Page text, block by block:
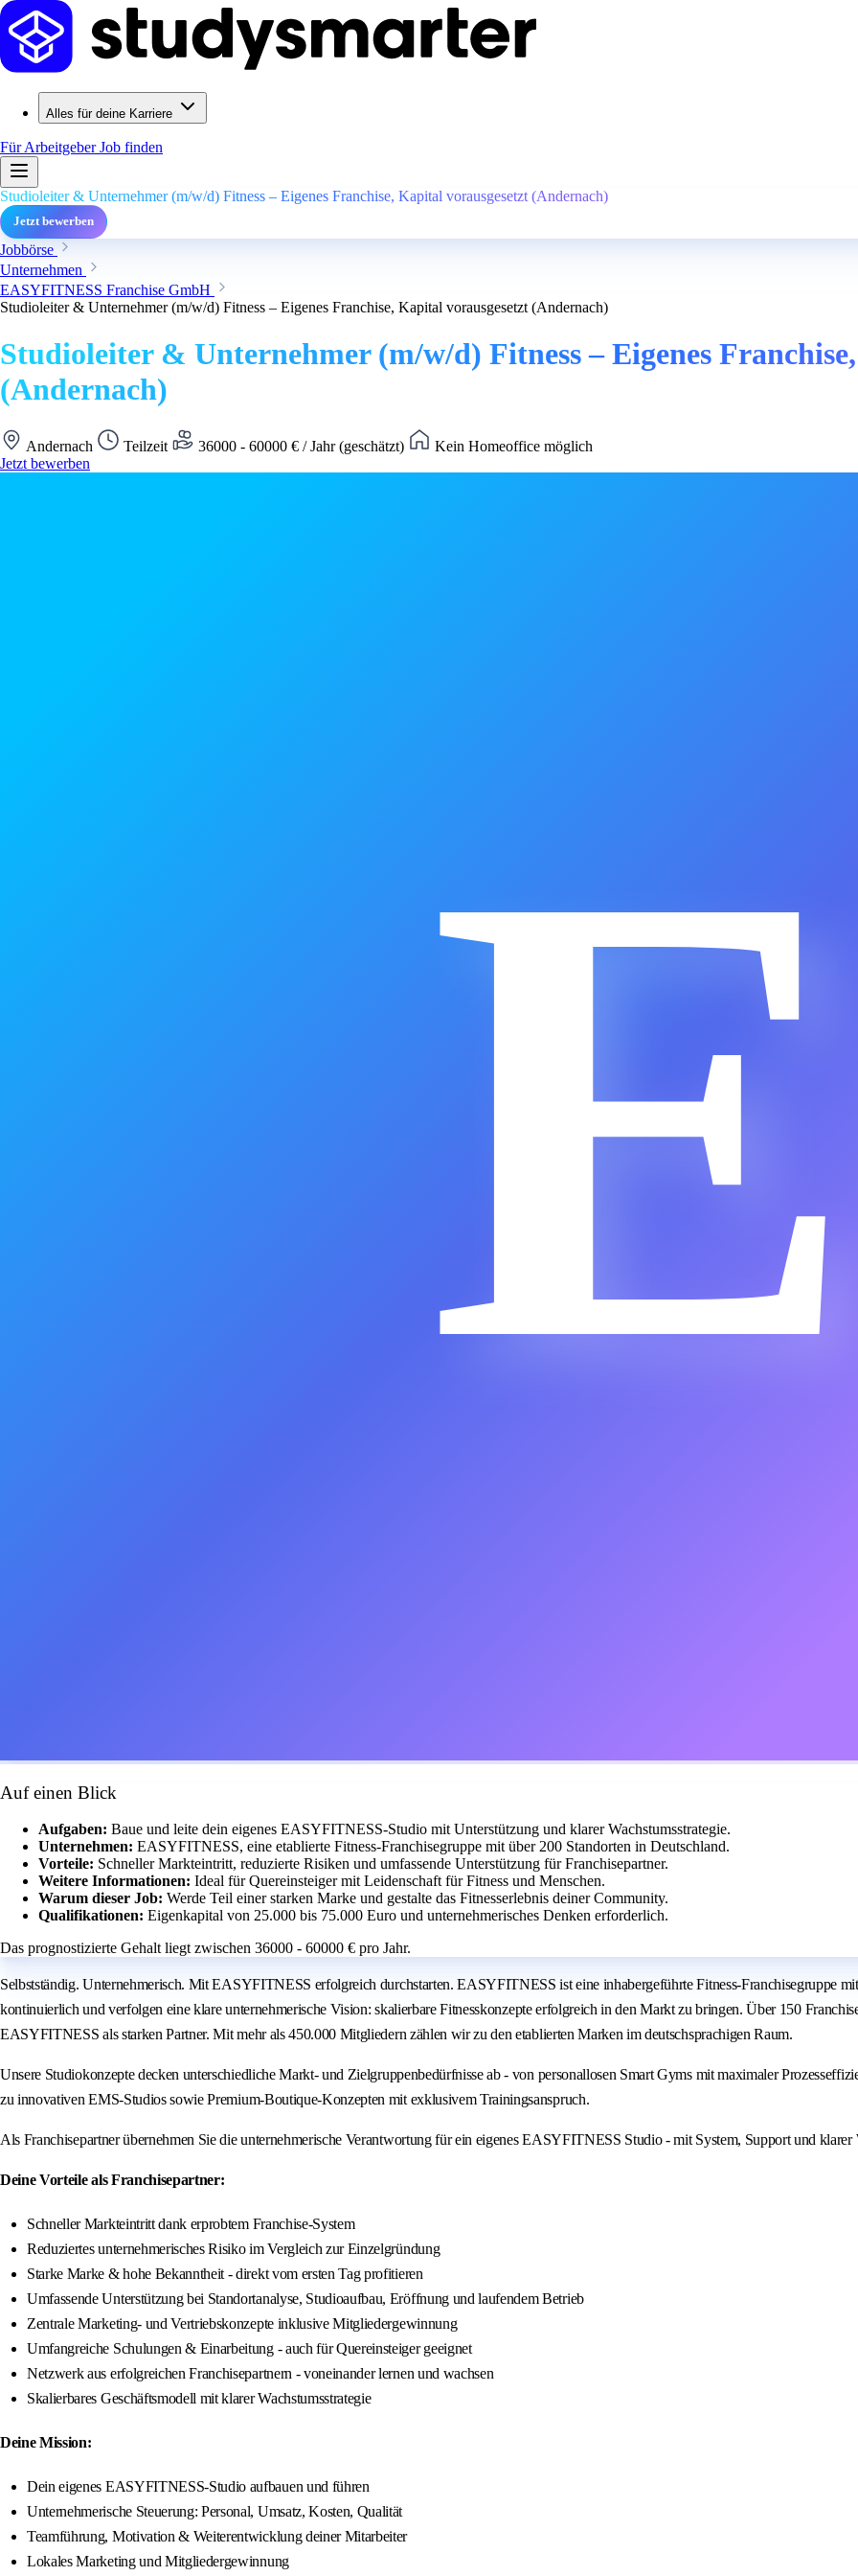
Alles für deine Karriere
Für ArbeitgeberJob finden
Studioleiter & Unternehmer (m/w/d) Fitness – Eigenes Franchise, Kapital vorausgesetzt (Andernach)
Jetzt bewerben
Jobbörse
Unternehmen
EASYFITNESS Franchise GmbH
Studioleiter & Unternehmer (m/w/d) Fitness – Eigenes Franchise, Kapital vorausgesetzt (Andernach)
Studioleiter & Unternehmer (m/w/d) Fitness – Eigenes
(Andernach)
Andernach Teilzeit 36000 - 60000 € / Jahr (geschätzt)
Kein Homeoffice möglich
Jetzt bewerben
E
Auf einen Blick
Aufgaben: Baue und leite dein eigenes EASYFITNESS-Studio mit Unterstützung und klarer Wachstumsstrategie.
Unternehmen: EASYFITNESS, eine etablierte Fitness-Franchisegruppe mit über 200 Standorten in Deutschland.
Vorteile: Schneller Markteintritt, reduzierte Risiken und umfassende Unterstützung für Franchisepartner.
Weitere Informationen: Ideal für Quereinsteiger mit Leidenschaft für Fitness und Menschen.
Warum dieser Job: Werde Teil einer starken Marke und gestalte das Fitnesserlebnis deiner Community.
Qualifikationen: Eigenkapital von 25.000 bis 75.000 Euro und unternehmerisches Denken erforderlich.
Das prognostizierte Gehalt liegt zwischen 36000 - 60000 € pro Jahr.
Selbstständig. Unternehmerisch. Mit EASYFITNESS erfolgreich durchstarten. EASYFITNESS ist eine inhabergeführte Fitness-Franchisegruppe
kontinuierlich und verfolgen eine klare unternehmerische Vision: skalierbare Fitnesskonzepte erfolgreich in den Markt zu bringen. Über 150
EASYFITNESS als starken Partner. Mit mehr als 450.000 Mitgliedern zählen wir zu den etablierten Marken im deutschsprachigen Raum.
Unsere Studiokonzepte decken unterschiedliche Markt- und Zielgruppenbedürfnisse ab - von personallosen Smart Gyms mit maximaler
zu innovativen EMS-Studios sowie Premium-Boutique-Konzepten mit exklusivem Trainingsanspruch.
Als Franchisepartner übernehmen Sie die unternehmerische Verantwortung für ein eigenes EASYFITNESS Studio - mit System, Support und klarer
Deine Vorteile als Franchisepartner:
Schneller Markteintritt dank erprobtem Franchise-System
Reduziertes unternehmerisches Risiko im Vergleich zur Einzelgründung
Starke Marke & hohe Bekanntheit - direkt vom ersten Tag profitieren
Umfassende Unterstützung bei Standortanalyse, Studioaufbau, Eröffnung und laufendem Betrieb
Zentrale Marketing- und Vertriebskonzepte inklusive Mitgliedergewinnung
Umfangreiche Schulungen & Einarbeitung - auch für Quereinsteiger geeignet
Netzwerk aus erfolgreichen Franchisepartnern - voneinander lernen und wachsen
Skalierbares Geschäftsmodell mit klarer Wachstumsstrategie
Deine Mission:
Dein eigenes EASYFITNESS-Studio aufbauen und führen
Unternehmerische Steuerung: Personal, Umsatz, Kosten, Qualität
Teamführung, Motivation & Weiterentwicklung deiner Mitarbeiter
Lokales Marketing und Mitgliedergewinnung